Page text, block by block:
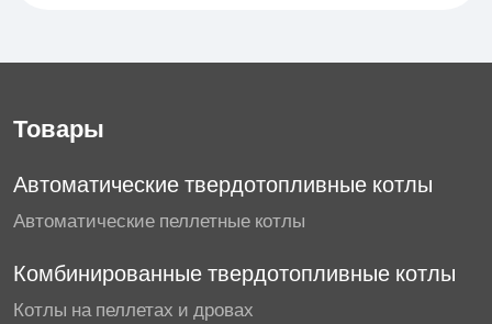
Товары
Автоматические твердотопливные котлы
Автоматические пеллетные котлы
Комбинированные твердотопливные котлы
Котлы на пеллетах и дровах